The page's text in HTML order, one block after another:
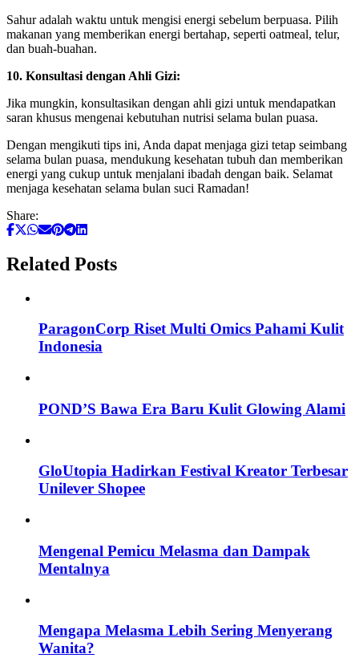
Sahur adalah waktu untuk mengisi energi sebelum berpuasa. Pilih
makanan yang memberikan energi bertahap, seperti oatmeal, telur,
dan buah-buahan.
10. Konsultasi dengan Ahli Gizi:
Jika mungkin, konsultasikan dengan ahli gizi untuk mendapatkan
saran khusus mengenai kebutuhan nutrisi selama bulan puasa.
Dengan mengikuti tips ini, Anda dapat menjaga gizi tetap seimbang
selama bulan puasa, mendukung kesehatan tubuh dan memberikan
energi yang cukup untuk menjalani ibadah dengan baik. Selamat
menjaga kesehatan selama bulan suci Ramadan!
Share:
Related Posts
ParagonCorp Riset Multi Omics Pahami Kulit
Indonesia
POND’S Bawa Era Baru Kulit Glowing Alami
GloUtopia Hadirkan Festival Kreator Terbesar
Unilever Shopee
Mengenal Pemicu Melasma dan Dampak
Mentalnya
Mengapa Melasma Lebih Sering Menyerang
Wanita?